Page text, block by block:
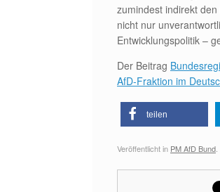
zumindest indirekt
nicht nur
Entwicklungspolitik –
Der Beitrag
AfD-Fraktion im
teilen
Veröffentlicht in PM AfD Bund